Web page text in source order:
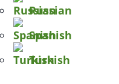
Russian
Spanish
Turkish